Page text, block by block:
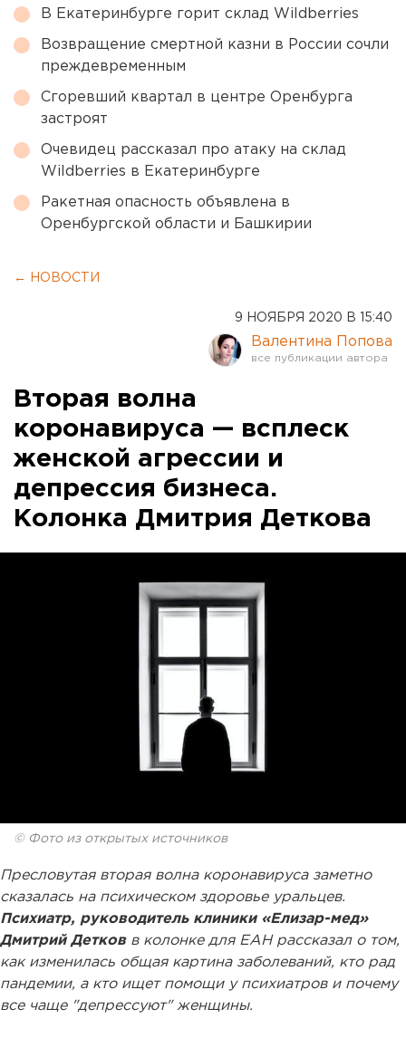
В Екатеринбурге горит склад Wildberries
Возвращение смертной казни в России сочли
преждевременным
Сгоревший квартал в центре Оренбурга
застроят
Очевидец рассказал про атаку на склад
Wildberries в Екатеринбурге
Ракетная опасность объявлена в
Оренбургской области и Башкирии
← НОВОСТИ
9 НОЯБРЯ 2020 В 15:40
Валентина Попова
Вторая волна
коронавируса — всплеск
женской агрессии и
депрессия бизнеса.
Колонка Дмитрия Деткова
© Фото из открытых источников
Пресловутая вторая волна коронавируса заметно
сказалась на психическом здоровье уральцев.
Психиатр, руководитель клиники «Елизар-мед»
Дмитрий Детковв колонке для ЕАН рассказал о том,
как изменилась общая картина заболеваний, кто рад
пандемии, а кто ищет помощи у психиатров и почему
все чаще "депрессуют" женщины.